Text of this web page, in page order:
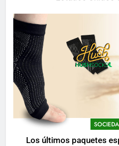
Los últimos paquetes